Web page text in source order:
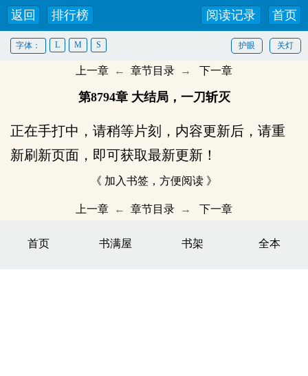
返回 排行榜 首页
阅读记录
关灯
护眼
字体： L M S
上一章 ← 章节目录 → 下一章
第8794章 大结局，一刀斩灭
正在手打中，请稍等片刻，内容更新后，请重
新刷新页面，即可获取最新更新！
《 加入书签，方便阅读 》
上一章 ← 章节目录 → 下一章
首页 书满屋 书架 全本